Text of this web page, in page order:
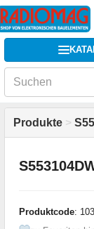
Produkte > S55
Produktcode: